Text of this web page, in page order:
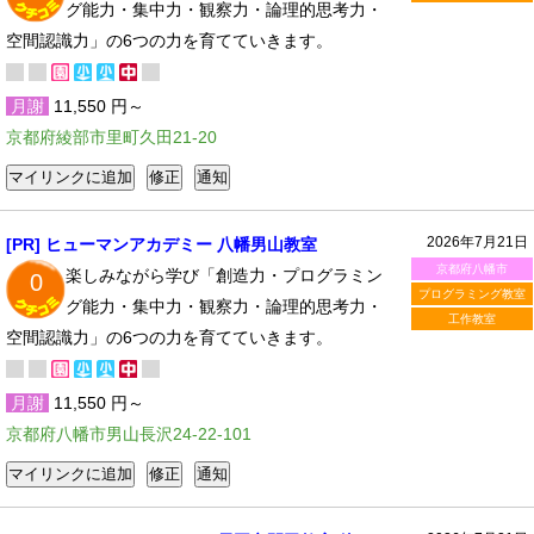
グ能力・集中力・観察力・論理的思考力・
空間認識力」の6つの力を育てていきます。
月謝 11,550 円～
京都府綾部市里町久田21-20
2026年7月21日
京都府八幡市
プログラミング教室
工作教室
[PR] ヒューマンアカデミー 八幡男山教室
0
楽しみながら学び「創造力・プログラミン
グ能力・集中力・観察力・論理的思考力・
空間認識力」の6つの力を育てていきます。
月謝 11,550 円～
京都府八幡市男山長沢24-22-101